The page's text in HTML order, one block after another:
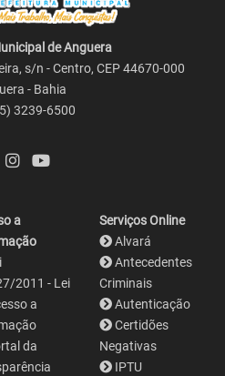
de Anguera
s/n - Centro, CEP 44670-000
- Bahia
3239-6500
a
2011 - Lei
a
da
Serviços Online
Alvará
Antecedentes
Criminais
Autenticação
Certidões
Negativas
IPTU